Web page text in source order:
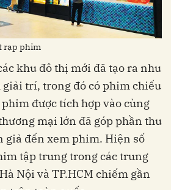
rạp phim
khu đô thị mới đã tạo ra nhu
giải trí, trong đó có phim chiếu
được tích hợp vào cùng
mại lớn đã góp phần thu
giả đến xem phim. Hiện số
tập trung trong các trung
Nội và TP.HCM chiếm gần